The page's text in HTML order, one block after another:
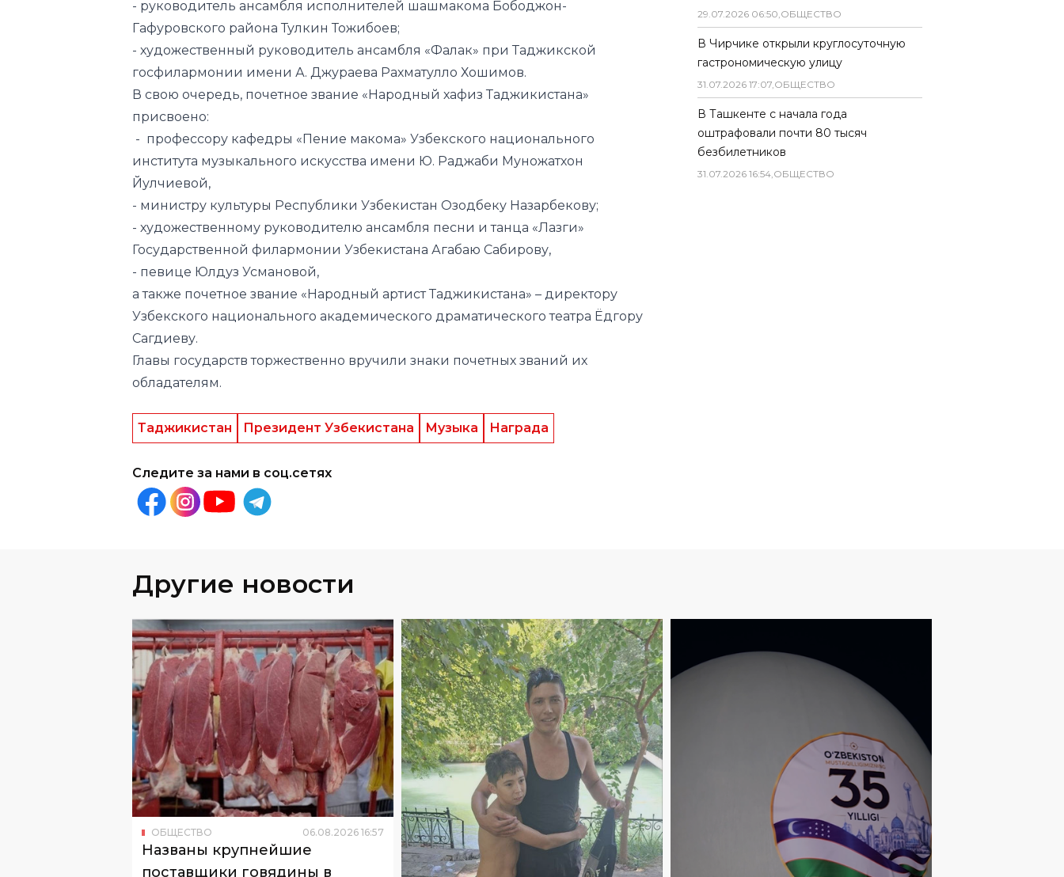
госфилармонии имени А. Джураева Рахматулло Хошимов.
В свою очередь, почетное звание «Народный хафиз Таджикистана»
присвоено:
- профессору кафедры «Пение макома» Узбекского национального
института музыкального искусства имени Ю. Раджаби Муножатхон
Йулчиевой,
- министру культуры Республики Узбекистан Озодбеку Назарбекову;
- художественному руководителю ансамбля песни и танца «Лазги»
Государственной филармонии Узбекистана Агабаю Сабирову,
- певице Юлдуз Усмановой,
а также почетное звание «Народный артист Таджикистана» – директору
Узбекского национального академического драматического театра Ёдгору
Сагдиеву.
Главы государств торжественно вручили знаки почетных званий их
обладателям.
Таджикистан Президент Узбекистана Музыка Награда
29.07.2026 06:50,ОБЩЕСТВО
В Чирчике открыли круглосуточную
гастрономическую улицу
31.07.2026 17:07,ОБЩЕСТВО
В Ташкенте с начала года
оштрафовали почти 80 тысяч
безбилетников
31.07.2026 16:54,ОБЩЕСТВО
Другие новости
ОБЩЕСТВО 06.08.2026 16 : 57
Названы крупнейшие
поставщики говядины в
Узбекистан
Об этом сообщил Национальный комитет